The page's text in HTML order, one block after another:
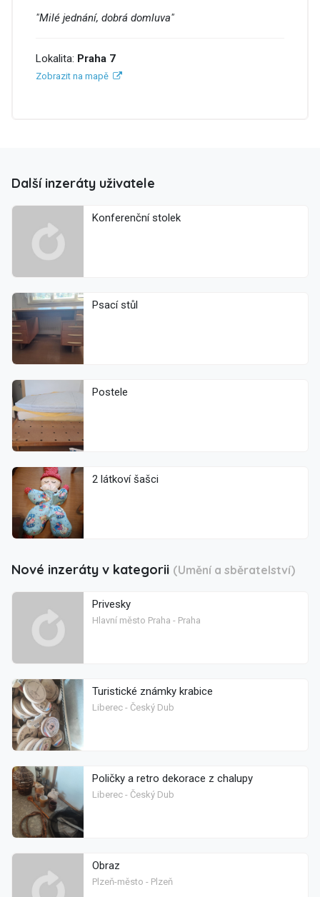
"Milé jednání, dobrá domluva"
Lokalita: Praha 7
Zobrazit na mapě
Další inzeráty uživatele
Konferenční stolek
Psací stůl
Postele
2 látkoví šašci
Nové inzeráty v kategorii (Umění a sběratelství)
Privesky
Hlavní město Praha - Praha
Turistické známky krabice
Liberec - Český Dub
Poličky a retro dekorace z chalupy
Liberec - Český Dub
Obraz
Plzeň-město - Plzeň